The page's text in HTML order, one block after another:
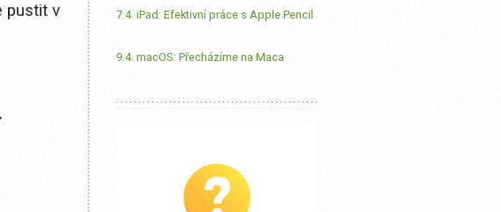
pustit v
7.4. iPad: Efektivní práce s Apple Pencil
9.4. macOS: Přecházíme na Maca